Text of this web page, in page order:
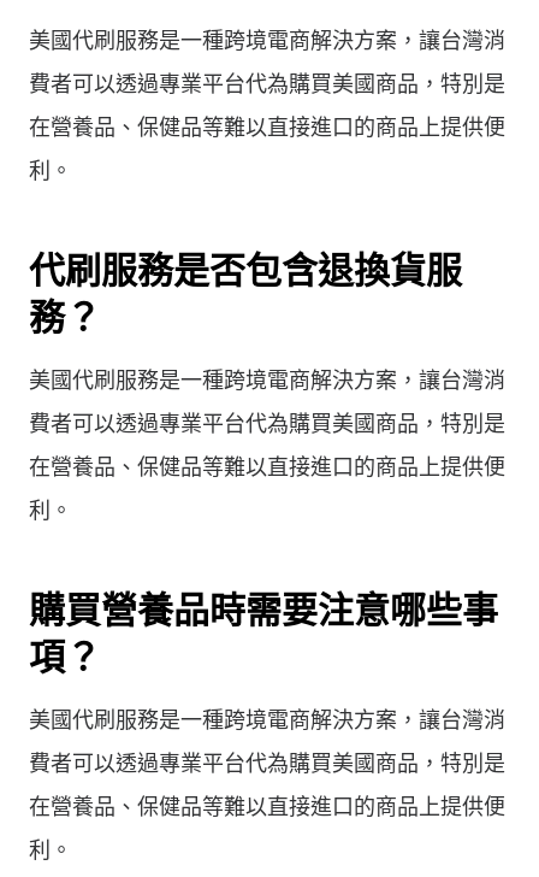
美國代刷服務是一種跨境電商解決方案，讓台灣消
費者可以透過專業平台代為購買美國商品，特別是
在營養品、保健品等難以直接進口的商品上提供便
利。
代刷服務是否包含退換貨服
務？
美國代刷服務是一種跨境電商解決方案，讓台灣消
費者可以透過專業平台代為購買美國商品，特別是
在營養品、保健品等難以直接進口的商品上提供便
利。
購買營養品時需要注意哪些事
項？
美國代刷服務是一種跨境電商解決方案，讓台灣消
費者可以透過專業平台代為購買美國商品，特別是
在營養品、保健品等難以直接進口的商品上提供便
利。